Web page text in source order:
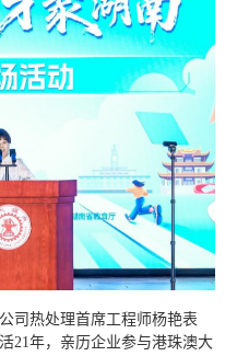
司热处理首席工程师杨艳表
21年，亲历企业参与港珠澳大